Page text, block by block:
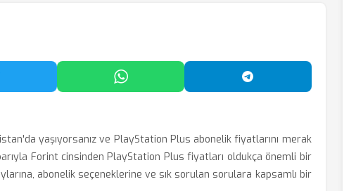
Paylaş WhatsApp'ta Paylaş Telegram'da Paylaş
yaşıyorsanız ve PlayStation Plus abonelik fiyatlarını merak
Forint cinsinden PlayStation Plus fiyatları oldukça önemli bir
abonelik seçeneklerine ve sık sorulan sorulara kapsamlı bir